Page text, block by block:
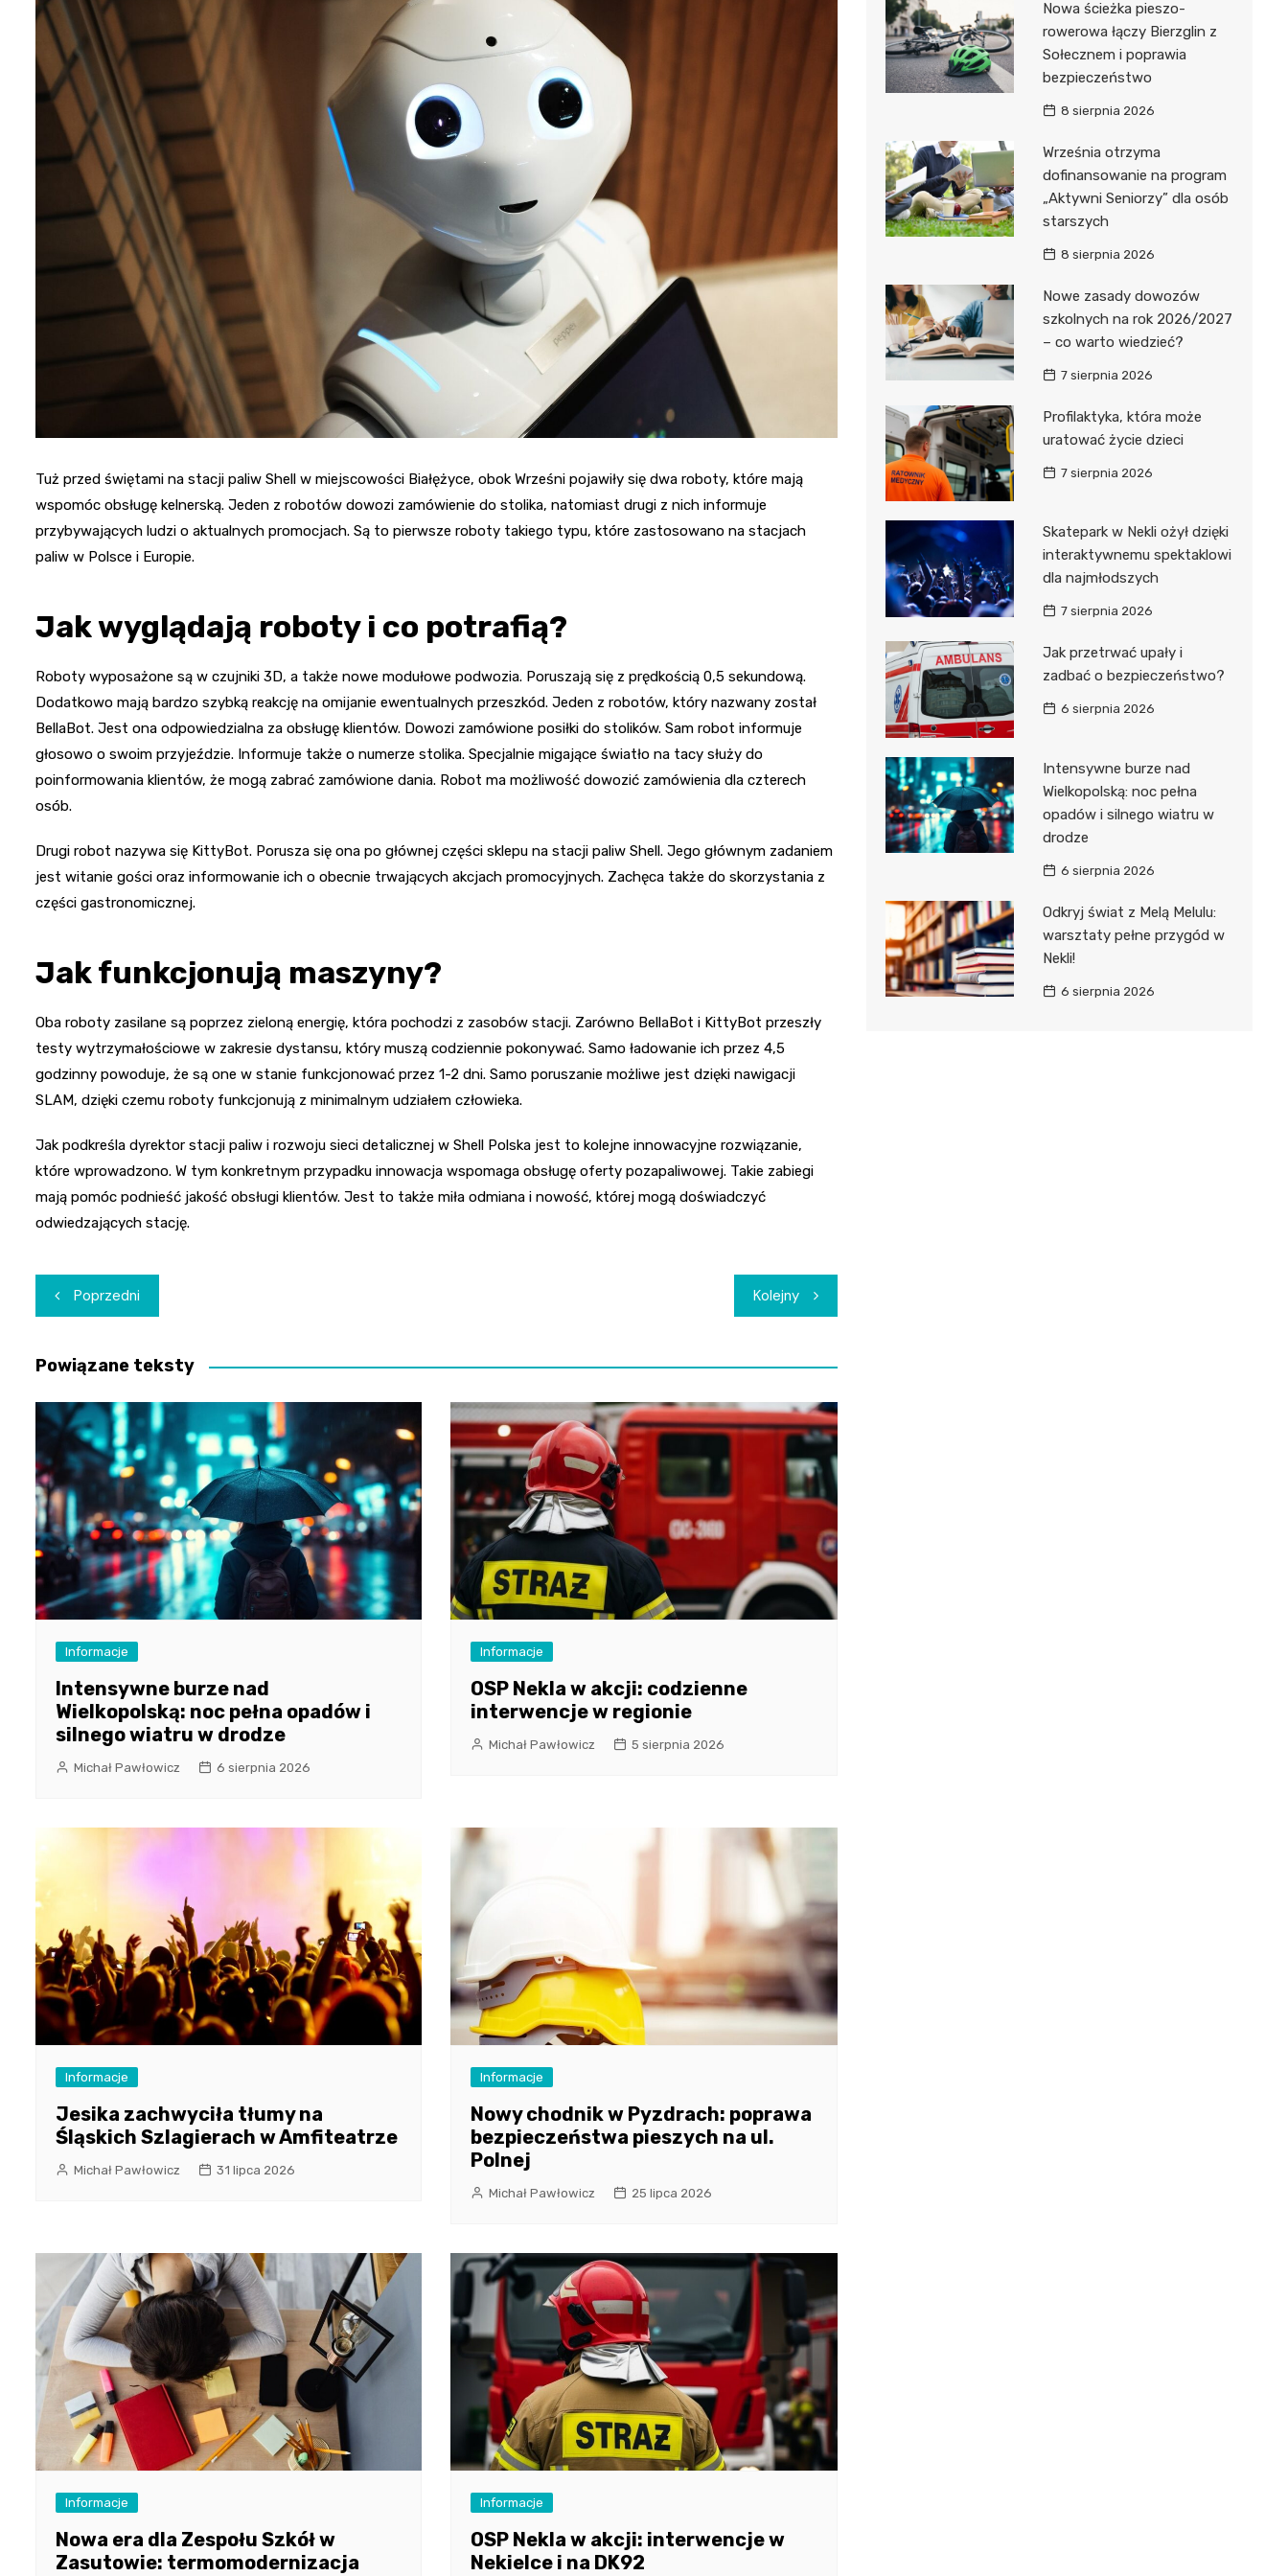
Dzieci Wrzesińskich
Park Miejski im. Dzieci
Wrzesińskich
Amfiteatr im. Anny Jantar
Jump World Września
Wrzesińska Strefa
Aktywności
Pałac w Miłosławiu
Izba Pamięci Reymonta
Rezerwat Czeszewski Las
Tuż przed świętami na stacji paliw Shell w miejscowości Białężyce, obok Wrześni pojawiły się dwa roboty, które mają
wspomóc obsługę kelnerską. Jeden z robotów dowozi zamówienie do stolika, natomiast drugi z nich informuje
przybywających ludzi o aktualnych promocjach. Są to pierwsze roboty takiego typu, które zastosowano na stacjach
paliw w Polsce i Europie.
Jak wyglądają roboty i co potrafią?
Roboty wyposażone są w czujniki 3D, a także nowe modułowe podwozia. Poruszają się z prędkością 0,5 sekundową.
Dodatkowo mają bardzo szybką reakcję na omijanie ewentualnych przeszkód. Jeden z robotów, który nazwany został
BellaBot. Jest ona odpowiedzialna za obsługę klientów. Dowozi zamówione posiłki do stolików. Sam robot informuje
głosowo o swoim przyjeździe. Informuje także o numerze stolika. Specjalnie migające światło na tacy służy do
poinformowania klientów, że mogą zabrać zamówione dania. Robot ma możliwość dowozić zamówienia dla czterech
osób.
Drugi robot nazywa się KittyBot. Porusza się ona po głównej części sklepu na stacji paliw Shell. Jego głównym zadaniem
jest witanie gości oraz informowanie ich o obecnie trwających akcjach promocyjnych. Zachęca także do skorzystania z
części gastronomicznej.
Jak funkcjonują maszyny?
Oba roboty zasilane są poprzez zieloną energię, która pochodzi z zasobów stacji. Zarówno BellaBot i KittyBot przeszły
testy wytrzymałościowe w zakresie dystansu, który muszą codziennie pokonywać. Samo ładowanie ich przez 4,5
godzinny powoduje, że są one w stanie funkcjonować przez 1-2 dni. Samo poruszanie możliwe jest dzięki nawigacji
SLAM, dzięki czemu roboty funkcjonują z minimalnym udziałem człowieka.
Jak podkreśla dyrektor stacji paliw i rozwoju sieci detalicznej w Shell Polska jest to kolejne innowacyjne rozwiązanie,
które wprowadzono. W tym konkretnym przypadku innowacja wspomaga obsługę oferty pozapaliwowej. Takie zabiegi
mają pomóc podnieść jakość obsługi klientów. Jest to także miła odmiana i nowość, której mogą doświadczyć
odwiedzających stację.
Nawigacja
wpisu
Poprzedni Kolejny
Powiązane teksty
Informacje
Intensywne burze nad
Wielkopolską: noc pełna opadów i
silnego wiatru w drodze
Michał Pawłowicz 6 sierpnia 2026
Informacje
OSP Nekla w akcji: codzienne
interwencje w regionie
Michał Pawłowicz 5 sierpnia 2026
Informacje
Jesika zachwyciła tłumy na
Śląskich Szlagierach w Amfiteatrze
Michał Pawłowicz 31 lipca 2026
Informacje
Nowy chodnik w Pyzdrach: poprawa
bezpieczeństwa pieszych na ul.
Polnej
Michał Pawłowicz 25 lipca 2026
Informacje
Nowa era dla Zespołu Szkół w
Zasutowie: termomodernizacja
Informacje
OSP Nekla w akcji: interwencje w
Nekielce i na DK92
Nowa ścieżka pieszo-
rowerowa łączy Bierzglin z
Sołecznem i poprawia
bezpieczeństwo
8 sierpnia 2026
Września otrzyma
dofinansowanie na program
„Aktywni Seniorzy” dla osób
starszych
8 sierpnia 2026
Nowe zasady dowozów
szkolnych na rok 2026/2027
– co warto wiedzieć?
7 sierpnia 2026
Profilaktyka, która może
uratować życie dzieci
7 sierpnia 2026
Skatepark w Nekli ożył dzięki
interaktywnemu spektaklowi
dla najmłodszych
7 sierpnia 2026
Jak przetrwać upały i
zadbać o bezpieczeństwo?
6 sierpnia 2026
Intensywne burze nad
Wielkopolską: noc pełna
opadów i silnego wiatru w
drodze
6 sierpnia 2026
Odkryj świat z Melą Melulu:
warsztaty pełne przygód w
Nekli!
6 sierpnia 2026